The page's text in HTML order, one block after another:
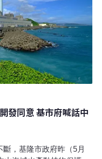
年7月環評專案小組
3.0版），避開珊瑚高覆蓋
頃。
發同意 基市府喊話中
，基隆市政府昨（5月